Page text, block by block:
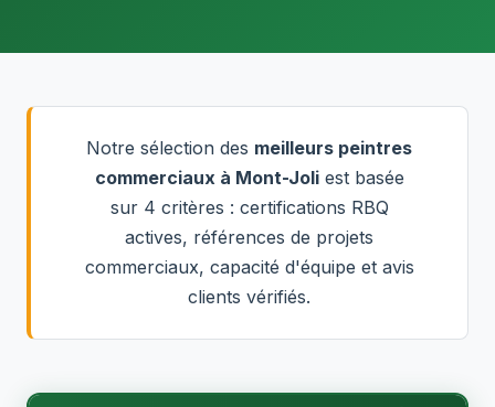
Notre sélection des meilleurs peintres
commerciaux à Mont-Joliest basée
sur 4 critères : certifications RBQ
actives, références de projets
commerciaux, capacité d'équipe et avis
clients vérifiés.